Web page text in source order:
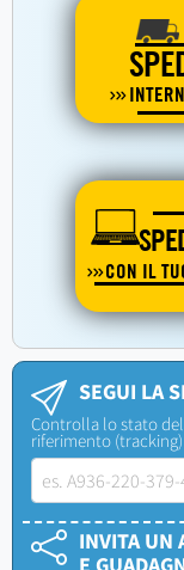
CON IL
SEGUI LA
Controlla lo stato
riferimento (tracking)
INVITA UN